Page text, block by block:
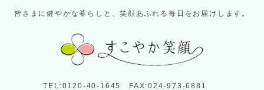
皆さまに健やかな暮らしと、笑顔あふれる毎日をお届けします。
TEL:0120-40-1645 FAX:024-973-6881